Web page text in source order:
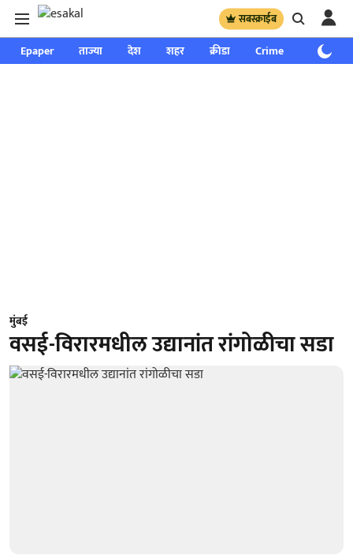
सबस्क्राईब
Epaper ताज्या देश शहर क्रीडा Crime साप्ताहिक
मुंबई
वसई-विरारमधील उद्यानांत रांगोळीचा सडा